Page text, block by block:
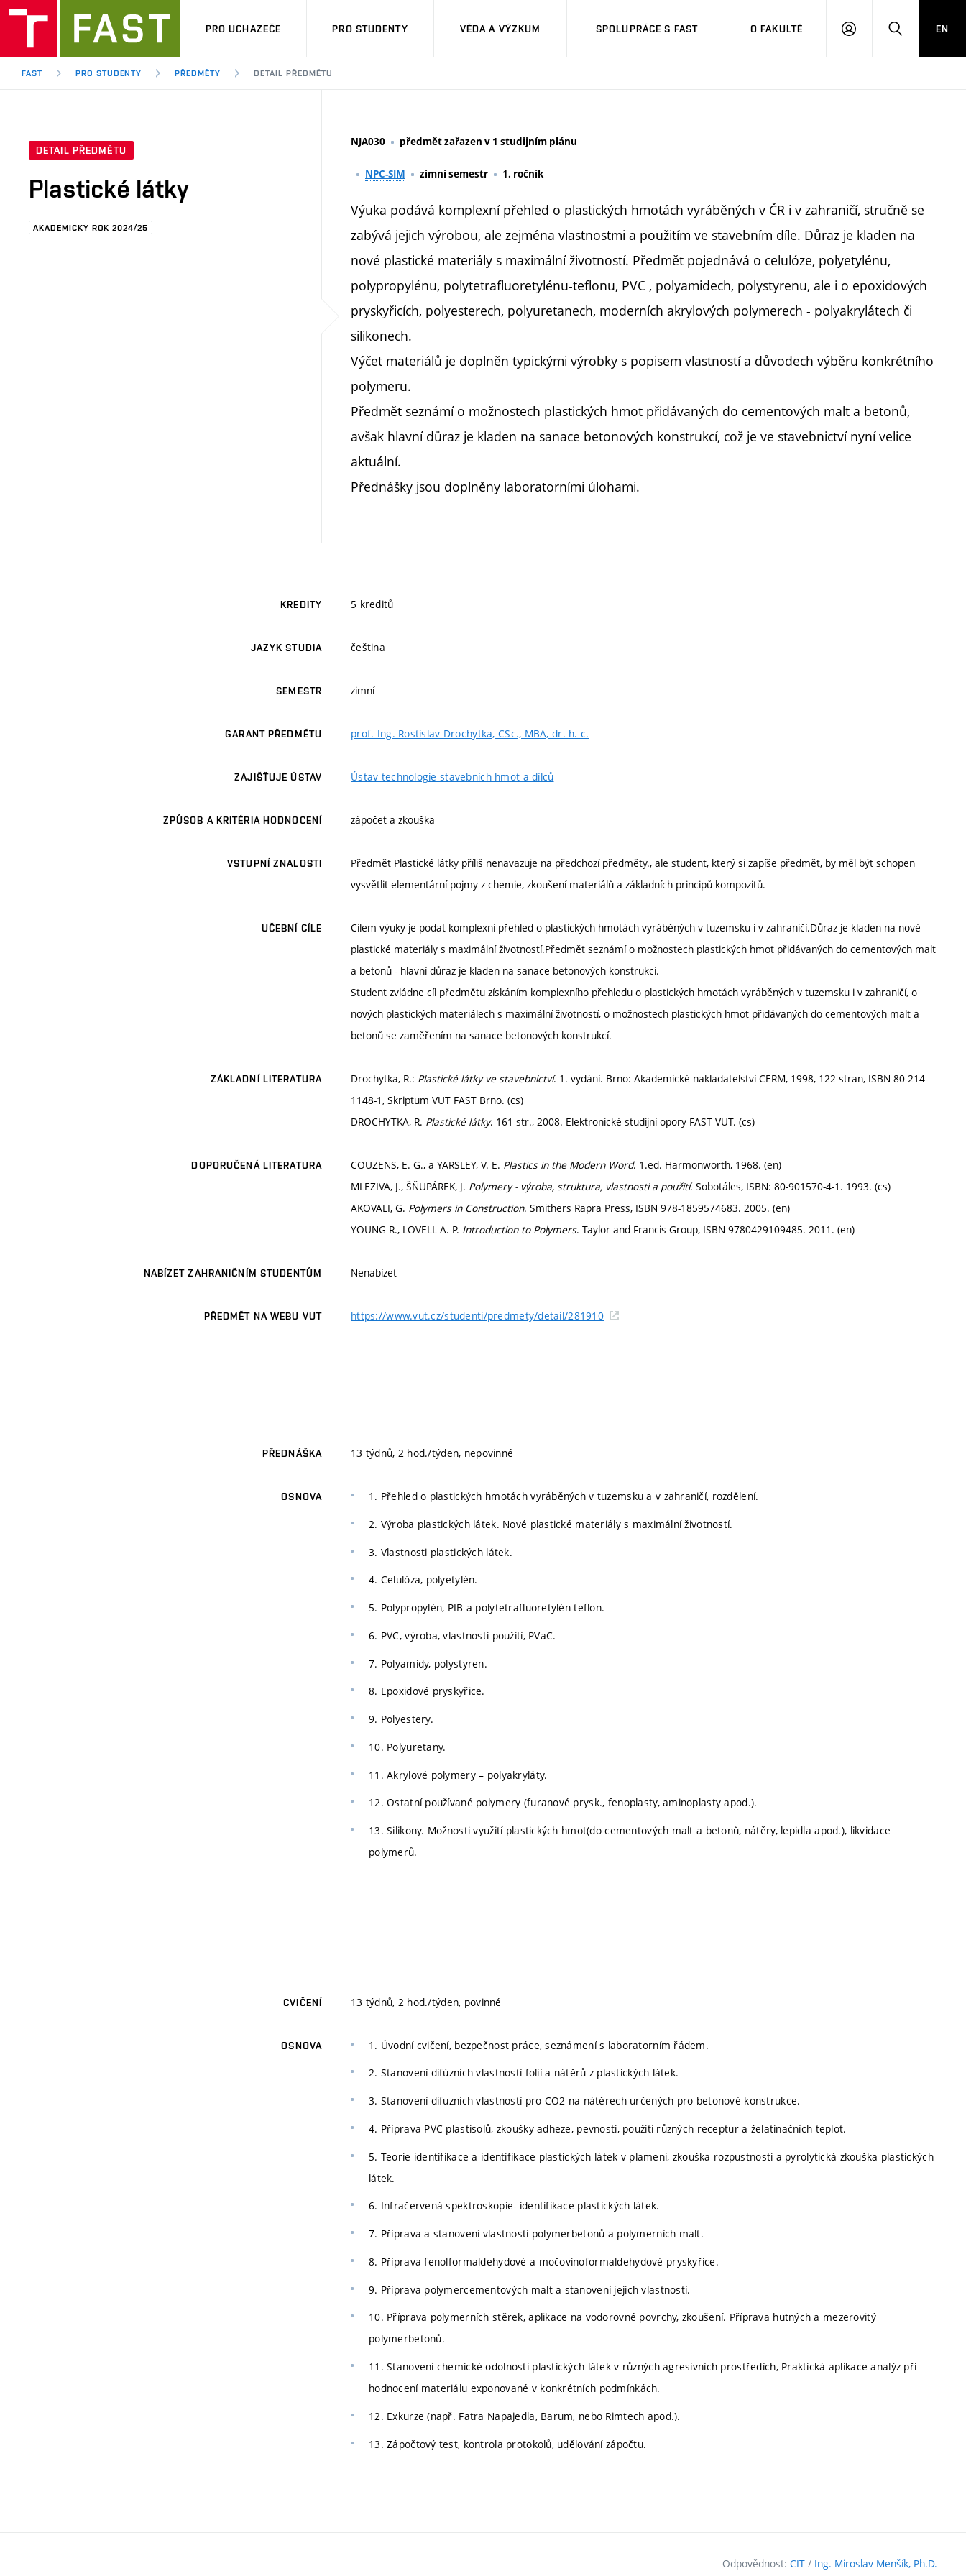
PRO UCHAZEČE PRO STUDENTY VĚDA A VÝZKUM SPOLUPRÁCE S FAST O FAKULTĚ
PŘIHLÁSITHLEDAT
EN
FAST PRO STUDENTY PŘEDMĚTY DETAIL PŘEDMĚTU
DETAIL PŘEDMĚTU
Plastické látky
AKADEMICKÝ ROK 2024/25
NJA030 předmět zařazen v 1 studijním plánu
NPC-SIM zimní semestr 1. ročník
Výuka podává komplexní přehled o plastických hmotách vyráběných v ČR i v zahraničí, stručně se
zabývá jejich výrobou, ale zejména vlastnostmi a použitím ve stavebním díle. Důraz je kladen na
nové plastické materiály s maximální životností. Předmět pojednává o celulóze, polyetylénu,
polypropylénu, polytetrafluoretylénu-teflonu, PVC , polyamidech, polystyrenu, ale i o epoxidových
pryskyřicích, polyesterech, polyuretanech, moderních akrylových polymerech - polyakrylátech či
silikonech.
Výčet materiálů je doplněn typickými výrobky s popisem vlastností a důvodech výběru konkrétního
polymeru.
Předmět seznámí o možnostech plastických hmot přidávaných do cementových malt a betonů,
avšak hlavní důraz je kladen na sanace betonových konstrukcí, což je ve stavebnictví nyní velice
aktuální.
Přednášky jsou doplněny laboratorními úlohami.
KREDITY 5 kreditů
JAZYK STUDIA čeština
SEMESTR zimní
GARANT PŘEDMĚTU prof. Ing. Rostislav Drochytka, CSc., MBA, dr. h. c.
ZAJIŠŤUJE ÚSTAV Ústav technologie stavebních hmot a dílců
ZPŮSOB A KRITÉRIA HODNOCENÍ zápočet a zkouška
VSTUPNÍ ZNALOSTI
Předmět Plastické látky příliš nenavazuje na předchozí předměty., ale student, který si zapíše předmět, by měl být schopen
vysvětlit elementární pojmy z chemie, zkoušení materiálů a základních principů kompozitů.
UČEBNÍ CÍLE
Cílem výuky je podat komplexní přehled o plastických hmotách vyráběných v tuzemsku i v zahraničí.Důraz je kladen na nové
plastické materiály s maximální životností.Předmět seznámí o možnostech plastických hmot přidávaných do cementových malt
a betonů - hlavní důraz je kladen na sanace betonových konstrukcí.
Student zvládne cíl předmětu získáním komplexního přehledu o plastických hmotách vyráběných v tuzemsku i v zahraničí, o
nových plastických materiálech s maximální životností, o možnostech plastických hmot přidávaných do cementových malt a
betonů se zaměřením na sanace betonových konstrukcí.
ZÁKLADNÍ LITERATURA Drochytka, R.: Plastické látky ve stavebnictví. 1. vydání. Brno: Akademické nakladatelství CERM, 1998, 122 stran, ISBN 80-214-
1148-1, Skriptum VUT FAST Brno. (cs)
DROCHYTKA, R. Plastické látky. 161 str., 2008. Elektronické studijní opory FAST VUT. (cs)
DOPORUČENÁ LITERATURA COUZENS, E. G., a YARSLEY, V. E. Plastics in the Modern Word. 1.ed. Harmonworth, 1968. (en)
MLEZIVA, J., ŠŇUPÁREK, J. Polymery - výroba, struktura, vlastnosti a použití. Sobotáles, ISBN: 80-901570-4-1. 1993. (cs)
AKOVALI, G. Polymers in Construction. Smithers Rapra Press, ISBN 978-1859574683. 2005. (en)
YOUNG R., LOVELL A. P. Introduction to Polymers. Taylor and Francis Group, ISBN 9780429109485. 2011. (en)
NABÍZET ZAHRANIČNÍM STUDENTŮM Nenabízet
PŘEDMĚT NA WEBU VUT https://www.vut.cz/studenti/predmety/detail/281910
PŘEDNÁŠKA 13 týdnů, 2 hod./týden, nepovinné
OSNOVA 1. Přehled o plastických hmotách vyráběných v tuzemsku a v zahraničí, rozdělení.
2. Výroba plastických látek. Nové plastické materiály s maximální životností.
3. Vlastnosti plastických látek.
4. Celulóza, polyetylén.
5. Polypropylén, PIB a polytetrafluoretylén-teflon.
6. PVC, výroba, vlastnosti použití, PVaC.
7. Polyamidy, polystyren.
8. Epoxidové pryskyřice.
9. Polyestery.
10. Polyuretany.
11. Akrylové polymery – polyakryláty.
12. Ostatní používané polymery (furanové prysk., fenoplasty, aminoplasty apod.).
13. Silikony. Možnosti využití plastických hmot(do cementových malt a betonů, nátěry, lepidla apod.), likvidace
polymerů.
CVIČENÍ 13 týdnů, 2 hod./týden, povinné
OSNOVA 1. Úvodní cvičení, bezpečnost práce, seznámení s laboratorním řádem.
2. Stanovení difúzních vlastností folií a nátěrů z plastických látek.
3. Stanovení difuzních vlastností pro CO2 na nátěrech určených pro betonové konstrukce.
4. Příprava PVC plastisolů, zkoušky adheze, pevnosti, použití různých receptur a želatinačních teplot.
5. Teorie identifikace a identifikace plastických látek v plameni, zkouška rozpustnosti a pyrolytická zkouška plastických
látek.
6. Infračervená spektroskopie- identifikace plastických látek.
7. Příprava a stanovení vlastností polymerbetonů a polymerních malt.
8. Příprava fenolformaldehydové a močovinoformaldehydové pryskyřice.
9. Příprava polymercementových malt a stanovení jejich vlastností.
10. Příprava polymerních stěrek, aplikace na vodorovné povrchy, zkoušení. Příprava hutných a mezerovitý
polymerbetonů.
11. Stanovení chemické odolnosti plastických látek v různých agresivních prostředích, Praktická aplikace analýz při
hodnocení materiálu exponované v konkrétních podmínkách.
12. Exkurze (např. Fatra Napajedla, Barum, nebo Rimtech apod.).
13. Zápočtový test, kontrola protokolů, udělování zápočtu.
Odpovědnost: CIT / Ing. Miroslav Menšík, Ph.D.